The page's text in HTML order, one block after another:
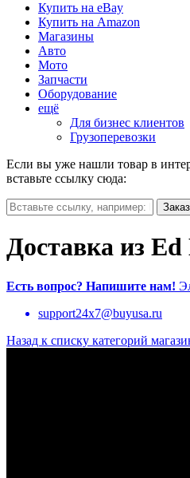
Купить на eBay
Купить на Amazon
Магазины
Авто
Мото
Запчасти
Оборудование
ещё
Для бизнес клиентов
Грузоперевозки
Если вы уже нашли товар в
вставьте ссылку сюда:
Доставка из
Есть вопрос? Напишите нам!
support24x7@buyusa.ru
Назад к списку категорий